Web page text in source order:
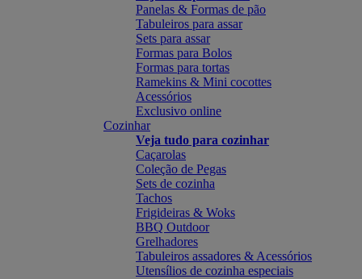
Panelas & Formas de pão
Tabuleiros para assar
Sets para assar
Formas para Bolos
Formas para tortas
Ramekins & Mini cocottes
Acessórios
Exclusivo online
Cozinhar
Veja tudo para cozinhar
Caçarolas
Coleção de Pegas
Sets de cozinha
Tachos
Frigideiras & Woks
BBQ Outdoor
Grelhadores
Tabuleiros assadores & Acessórios
Utensílios de cozinha especiais